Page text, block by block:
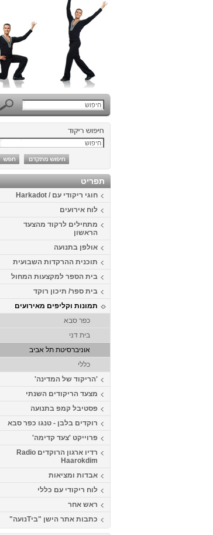
תפריט
חוגי ריקודי עם / Harkadot
לוח אירועים
מתחילים לרקוד מהצעד
הראשון
אולפן בתנועה
תוכנית ההרקדות השבועית
בית הספר למקצעות המחול
בית ספר/ תיכון רוקד
תמונות וקליפים מאירועים
כפר סבא
בית דני
אוניברסיטת תל אביב
כללי
'הריקוד של המדינה'
מצעד הריקודים השנתי
פסטיבל קמפ בתנועה
רוקדים בלבן - טנגו כפר סבא
פרוייקט 'צעד קדימה'
רדיו ארגון הרוקדים Radio
Haarokdim
אבדות ומציאות
לוח ריקודי עם כללי
ראש אחר
כתבות אתר הישן "ביTנועה"